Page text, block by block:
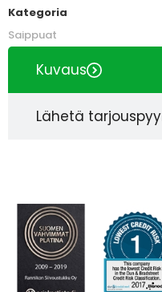
Kategoria
Saippuat
Kuvaus
Lähetä